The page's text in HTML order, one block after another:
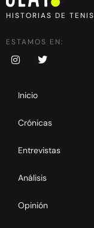
HISTORIAS DE TENIS
ESTAMOS EN:
Inicio
Crónicas
Entrevistas
Análisis
Opinión